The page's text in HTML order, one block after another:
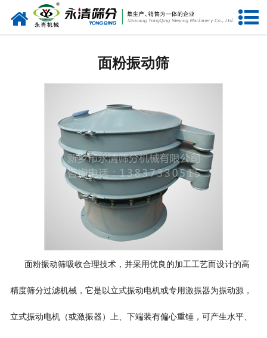
网站首页
振动电机
输送设备
振动平台
仓壁振动器
筛机配件
面粉振动筛
面粉振动筛吸收合理技术，并采用优良的加工工艺而设计的高
精度筛分过滤机械，它是以立式振动电机或专用激振器为振动源，
立式振动电机（或激振器）上、下端装有偏心重锤，可产生水平、